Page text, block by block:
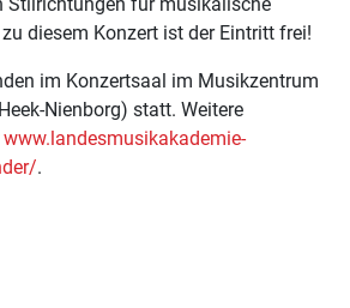
diesem Konzert ist der Eintritt frei!
im Konzertsaal im Musikzentrum
Nienborg) statt. Weitere
www.landesmusikakademie-
.